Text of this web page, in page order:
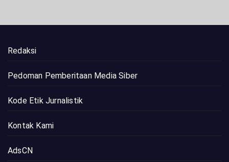
Redaksi
Pedoman Pemberitaan Media Siber
Kode Etik Jurnalistik
Kontak Kami
AdsCN